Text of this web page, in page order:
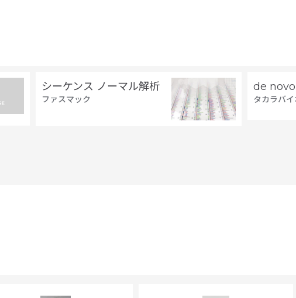
シーケンス ノーマル解析
ファスマック
de novo
タカラバイ